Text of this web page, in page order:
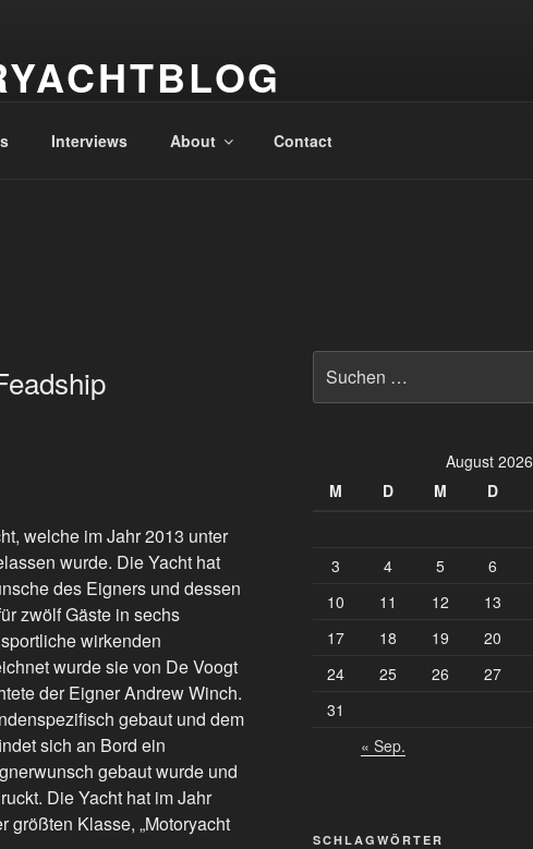
Interviews About Contact
welche im Jahr 2013 unter
wurde. Die Yacht hat
des Eigners und dessen
zwölf Gäste in sechs
wirkenden
wurde sie von De Voogt
der Eigner Andrew Winch.
gebaut und dem
sich an Bord ein
gebaut wurde und
Die Yacht hat im Jahr
größten Klasse, „Motoryacht
nach:
August 2026
M
D M D
3
4 5 6
10
11 12 13
17
18 19 20
24
25 26 27
31
« Sep.
SCHLAGWÖRTER